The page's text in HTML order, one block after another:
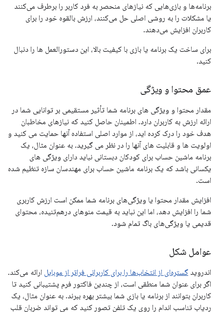
برنامه‌ها و بازی‌هایی که نیازهای منحصر به فرد کاربر را برطرف می‌کنند
یا مشکلات را به روشی اصلی حل می‌کنند، ارزش بالقوه خود را برای
کاربران افزایش می‌دهند.
برای ساخت یک برنامه یا بازی با کیفیت بالا، این دستورالعمل ها را دنبال
کنید.
عمق محتوا و ویژگی
مقدار محتوا و ویژگی های برنامه شما تأثیر مستقیمی بر توانایی شما در
ارائه ارزش به کاربران دارد. اطمینان حاصل کنید که نیازهای مخاطبان
هدف خود را درک کرده اید، از موارد اصلی استفاده آنها حمایت می کنید و
اولویت ها و قابلیت های آنها را در نظر می گیرید. به عنوان مثال، یک
برنامه ماشین حساب برای کودکان دبستانی نباید دارای ویژگی های
یکسانی باشد که یک برنامه ماشین حساب برای مهندسان سازه تنظیم شده
است.
افزایش مقدار محتوا یا ویژگی‌های برنامه شما ممکن است ارزش کاربری
شما را افزایش دهد، اما این نباید به قیمت منوهای درهم‌تنیده، محتوای
قدیمی یا ویژگی‌های باگ تمام شود.
عوامل شکل
اندروید گستره‌ای از انتخاب‌ها را برای کاربرانی فراتر از موبایل ارائه می‌کند.
اگر برای عنوان شما منطقی است، از چندین فاکتور فرم پشتیبانی کنید تا
کاربران بتوانند از برنامه یا بازی شما بیشتر بهره ببرند. به عنوان مثال، یک
ردیاب تناسب اندام را روی یک تلفن تصور کنید که می تواند ضربان قلب